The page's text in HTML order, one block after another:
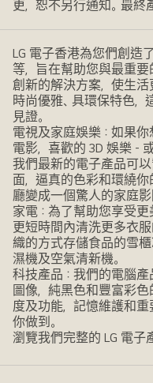
更，恕不另行通知。最終
LG 電子香港為您們創造
等，旨在幫助您與最重
創新的解決方案，使生活
時尚優雅、具環保特色
見證。
電視及家庭娛樂：如果
電影，喜歡的 3D 娛樂 -
我們最新的電子產品可
面，逼真的色彩和環繞
廳變成一個驚人的家庭影
家電：為了幫助您享受
更短時間內清洗更多衣
織的方式存儲食品的雪
濕機及空氣清新機。
科技產品：我們的電腦
圖像，純黑色和豐富彩
度及功能，記憶維護和
你做到。
瀏覽我們完整的 LG 電子